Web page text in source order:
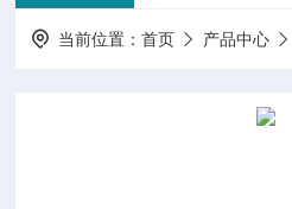
当前位置：首页 产品中心